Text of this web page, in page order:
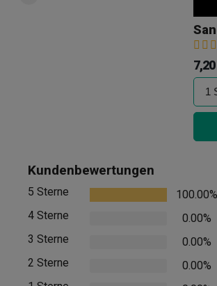
Kundenbewertungen
5 Sterne
100.00%
4 Sterne
0.00%
3 Sterne
0.00%
2 Sterne
0.00%